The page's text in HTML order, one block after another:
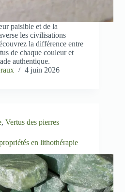
paisible et de la
les civilisations
la différence entre
de chaque couleur et
authentique.
4 juin 2026
, Vertus des pierres
en lithothérapie